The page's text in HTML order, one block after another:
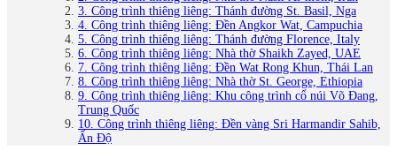
3. Công trình thiêng liêng: Thánh đường St. Basil, Nga
4. Công trình thiêng liêng: Đền Angkor Wat, Campuchia
5. Công trình thiêng liêng: Thánh đường Florence, Italy
6. Công trình thiêng liêng: Nhà thờ Shaikh Zayed, UAE
7. Công trình thiêng liêng: Đền Wat Rong Khun, Thái Lan
8. Công trình thiêng liêng: Nhà thờ St. George, Ethiopia
9. Công trình thiêng liêng: Khu công trình cổ núi Võ Đang,
Trung Quốc
10. Công trình thiêng liêng: Đền vàng Sri Harmandir Sahib,
Ấn Độ